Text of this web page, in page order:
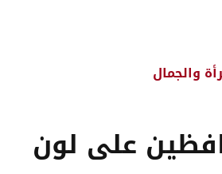
والجمال
على لون